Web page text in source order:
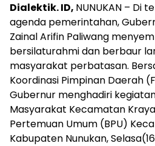
Dialektik. ID, NUNUKAN – Di
agenda pemerintahan,
Zainal Arifin Paliwang
bersilaturahmi dan berbaur
masyarakat perbatasan.
Koordinasi Pimpinan Daerah
Gubernur menghadiri
Masyarakat Kecamatan
Pertemuan Umum (BPU)
Kabupaten Nunukan,